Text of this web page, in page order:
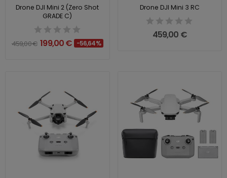
Drone DJI Mini 2 (Zero Shot
GRADE C)
459,00 € 199,00 € -56,64%
Drone DJI Mini 3 RC
459,00 €